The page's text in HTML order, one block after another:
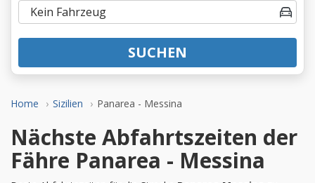
Home Sizilien Panarea - Messina
SUCHEN
Nächste Abfahrtszeiten der
Fähre Panarea - Messina